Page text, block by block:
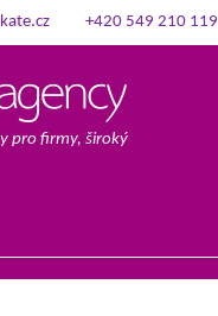
+420 549 210 119
pro firmy, široký